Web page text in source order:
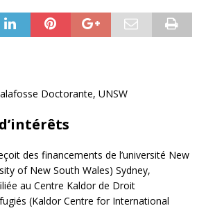
Doctorante, UNSW
des financements de l’université New
of New South Wales) Sydney,
au Centre Kaldor de Droit
(Kaldor Centre for International